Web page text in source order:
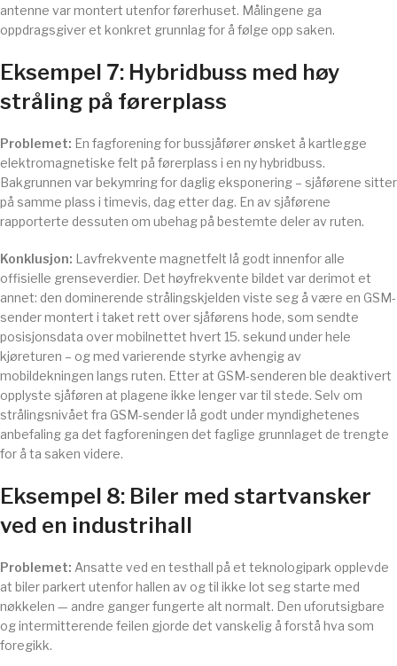
antenne var montert utenfor førerhuset. Målingene ga
oppdragsgiver et konkret grunnlag for å følge opp saken.
Eksempel 7: Hybridbuss med høy
stråling på førerplass
Problemet: En fagforening for bussjåfører ønsket å kartlegge
elektromagnetiske felt på førerplass i en ny hybridbuss.
Bakgrunnen var bekymring for daglig eksponering – sjåførene sitter
på samme plass i timevis, dag etter dag. En av sjåførene
rapporterte dessuten om ubehag på bestemte deler av ruten.
Konklusjon: Lavfrekvente magnetfelt lå godt innenfor alle
offisielle grenseverdier. Det høyfrekvente bildet var derimot et
annet: den dominerende strålingskjelden viste seg å være en GSM-
sender montert i taket rett over sjåførens hode, som sendte
posisjonsdata over mobilnettet hvert 15. sekund under hele
kjøreturen – og med varierende styrke avhengig av
mobildekningen langs ruten. Etter at GSM-senderen ble deaktivert
opplyste sjåføren at plagene ikke lenger var til stede. Selv om
strålingsnivået fra GSM-sender lå godt under myndighetenes
anbefaling ga det fagforeningen det faglige grunnlaget de trengte
for å ta saken videre.
Eksempel 8: Biler med startvansker
ved en industrihall
Problemet: Ansatte ved en testhall på et teknologipark opplevde
at biler parkert utenfor hallen av og til ikke lot seg starte med
nøkkelen — andre ganger fungerte alt normalt. Den uforutsigbare
og intermitterende feilen gjorde det vanskelig å forstå hva som
foregikk.